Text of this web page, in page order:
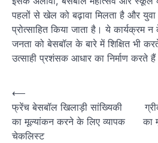
पहलों से खेल को बढ़ावा मिलता है और युवा
प्रोत्साहित किया जाता है। ये
जनता को बेसबॉल के बारे में शिक्षित भी
उत्साही प्रशंसक आधार का निर्माण करते
P
o
s
⟵
फ्रेंच बेसबॉल खिलाड़ी सांख्यिकी
का मूल्यांकन करने के लिए व्यापक
चेकलिस्ट
का